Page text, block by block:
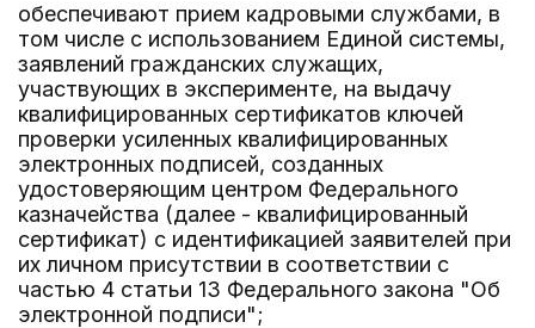
обеспечивают прием кадровыми службами, в
том числе с использованием Единой системы,
заявлений гражданских служащих,
участвующих в эксперименте, на выдачу
квалифицированных сертификатов ключей
проверки усиленных квалифицированных
электронных подписей, созданных
удостоверяющим центром Федерального
казначейства (далее - квалифицированный
сертификат) с идентификацией заявителей при
их личном присутствии в соответствии с
частью 4 статьи 13 Федерального закона "Об
электронной подписи";